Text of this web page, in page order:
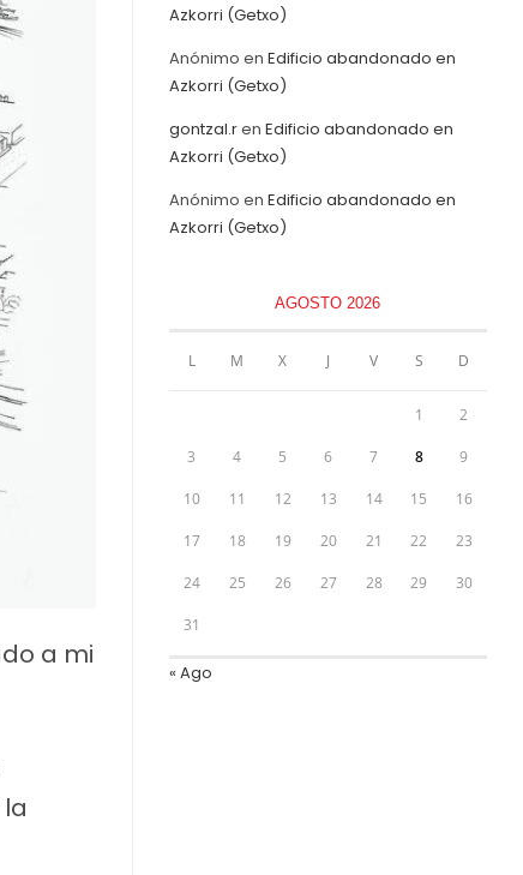
a mi
Azkorri (Getxo)
Anónimo en Edificio abandonado en
Azkorri (Getxo)
gontzal.ren Edificio abandonado en
Azkorri (Getxo)
Anónimo en Edificio abandonado en
Azkorri (Getxo)
AGOSTO 2026
L M X J V S D
1 2
3 4 5 6 7 8 9
10 11 12 13 14 15 16
17 18 19 20 21 22 23
24 25 26 27 28 29 30
31
« Ago